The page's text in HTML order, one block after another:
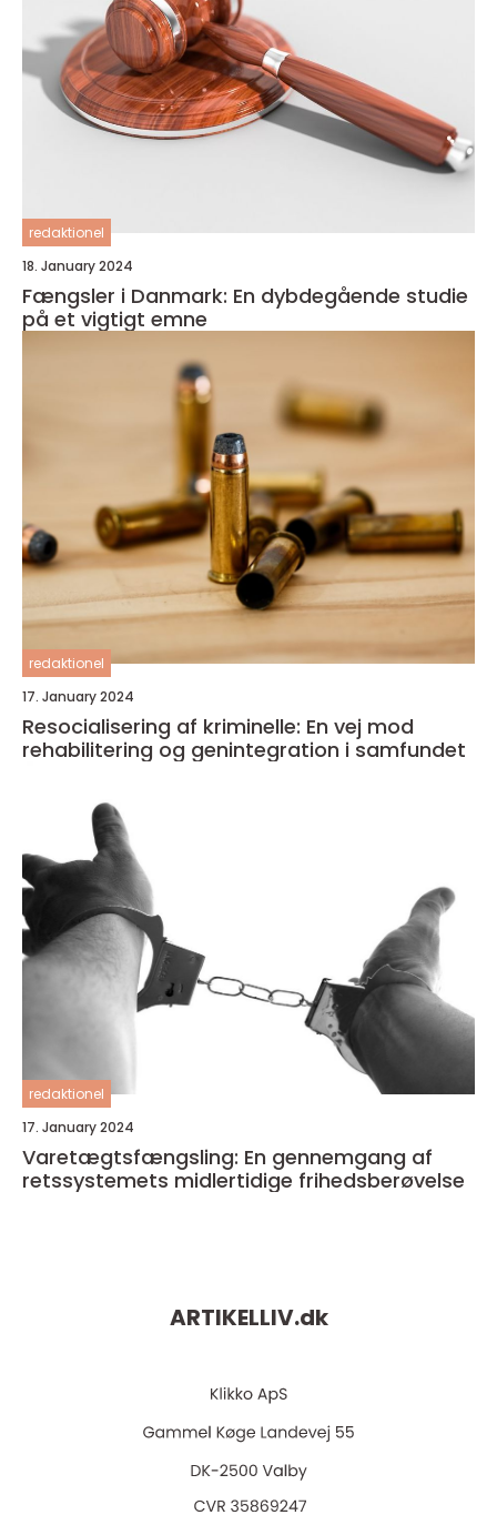
redaktionel
18. January 2024
Fængsler i Danmark: En dybdegående studie
på et vigtigt emne
redaktionel
17. January 2024
Resocialisering af kriminelle: En vej mod
rehabilitering og genintegration i samfundet
redaktionel
17. January 2024
Varetægtsfængsling: En gennemgang af
retssystemets midlertidige frihedsberøvelse
ARTIKELLIV.dk